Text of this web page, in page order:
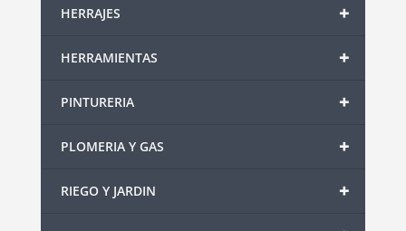
+
HERRAJES
+
HERRAMIENTAS
+
PINTURERIA
+
PLOMERIA Y GAS
+
RIEGO Y JARDIN